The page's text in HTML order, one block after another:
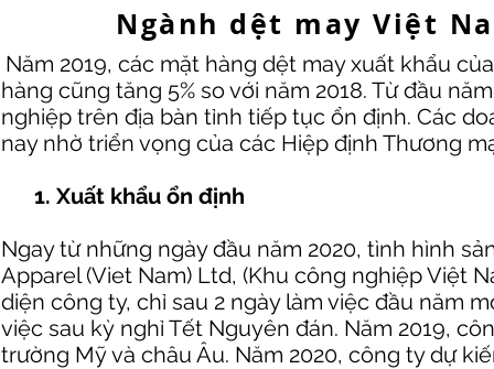
Ngành dệt may Việt
Năm 2019, các mặt hàng dệt may xuất khẩu
hàng cũng tăng 5% so với năm 2018. Từ đầu
nghiệp trên địa bàn tỉnh tiếp tục ổn định. Các
nay nhờ triển vọng của các Hiệp định Thương
1. Xuất khẩu ổn định
Ngay từ những ngày đầu năm 2020, tình hình
Apparel (Viet Nam) Ltd, (Khu công nghiệp Việt
diện công ty, chỉ sau 2 ngày làm việc đầu năm
việc sau kỳ nghỉ Tết Nguyên đán. Năm 2019,
trường Mỹ và châu Âu. Năm 2020, công ty dự